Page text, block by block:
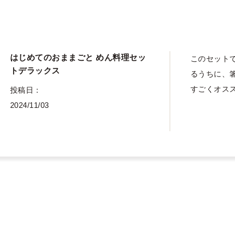
はじめてのおままごと めん料理セッ
トデラックス
投稿日
2024/11/03
このセット
るうちに、
すごくオス